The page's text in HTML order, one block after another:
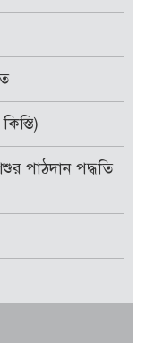
পাঠদান পদ্ধতি